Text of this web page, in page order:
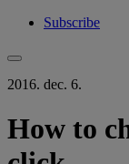
Subscribe
2016. dec. 6.
How to